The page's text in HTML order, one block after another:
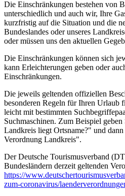
Die Einschränkungen bestehen von
unterschiedlich und auch wir, Ihre
kurzfristig auf die Situation und die
Bundeslandes oder unseres
oder müssen uns den aktuellen
Die Einschränkungen können sich
kann Erleichterungen geben oder
Einschränkungen.
Die jeweils geltenden offiziellen
besonderen Regeln für Ihren Urlaub
leicht mit bestimmten
Suchmaschinen. Zum Beispiel
Landkreis liegt Ortsname?" und
Verordnung Landkreis".
Der Deutsche Tourismusverband
Bundesländern derzeit geltenden
https://
zum-coronavirus/­